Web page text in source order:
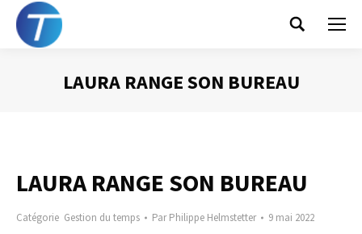
Search:
LAURA RANGE SON BUREAU
LAURA RANGE SON BUREAU
Catégorie Gestion du temps ParPhilippe Helmstetter 9 mai 2022